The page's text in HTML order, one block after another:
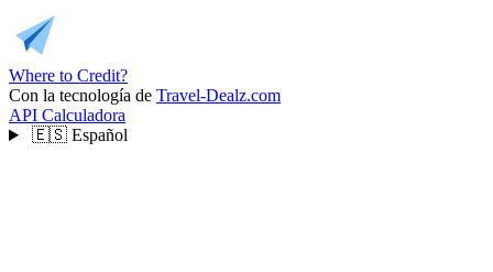
Where to Credit?
Con la tecnología de Travel-Dealz.com
API Calculadora
🇪🇸 Español